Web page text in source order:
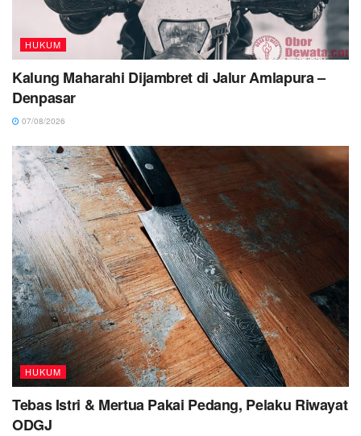
HUKUM
Kalung Maharahi Dijambret di Jalur Amlapura –
Denpasar
07/08/2026
HUKUM
Tebas Istri & Mertua Pakai Pedang, Pelaku Riwayat
ODGJ